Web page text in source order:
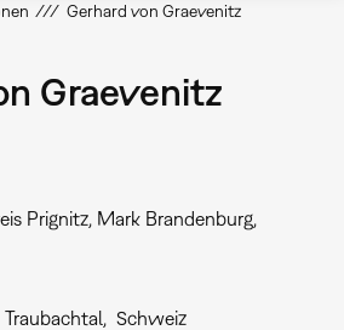
Gerhard von Graevenitz
Graevenitz
Prignitz, Mark Brandenburg
Schweiz